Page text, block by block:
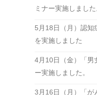
ミナー実施しました
5月18日（月）認知
を実施しました
4月10日（金）「男
ー実施しました。
3月16日（月）「が